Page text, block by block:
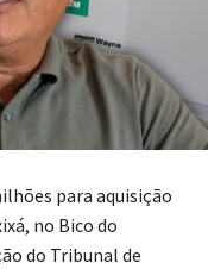
para aquisição
no Bico do
do Tribunal de